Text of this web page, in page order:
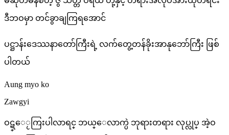
ဒီဘဝမှာ တင်ခွာချကြရအောင်
ပဋ္ဌာန်းဒေဿနာတော်ကြီးရဲ့ လက်တွေ့တန်ခိုးအာနုဘော်ကြီး ဖြစ်
ပါတယ်
Aung myo ko
Zawgyi
ဝဋ္ေႂကြးပါလာရင္ ဘယ္ေလာက္ပဲ ဘုရားတရား လုပ္လုပ္ အဲ့ဝ